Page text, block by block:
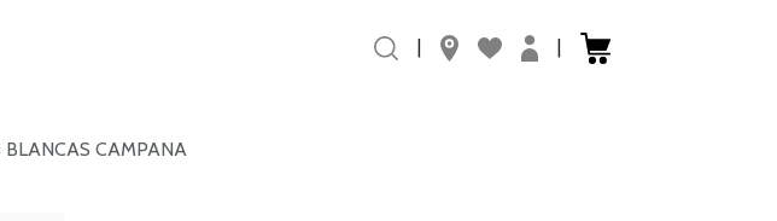
| |
BLANCAS CAMPANA